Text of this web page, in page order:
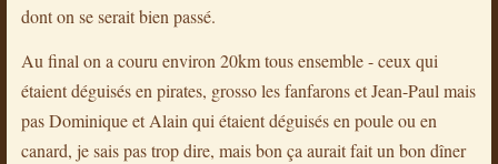
dont on se serait bien passé.
Au final on a couru environ 20km tous ensemble - ceux qui
étaient déguisés en pirates, grosso les fanfarons et Jean-Paul mais
pas Dominique et Alain qui étaient déguisés en poule ou en
canard, je sais pas trop dire, mais bon ça aurait fait un bon dîner